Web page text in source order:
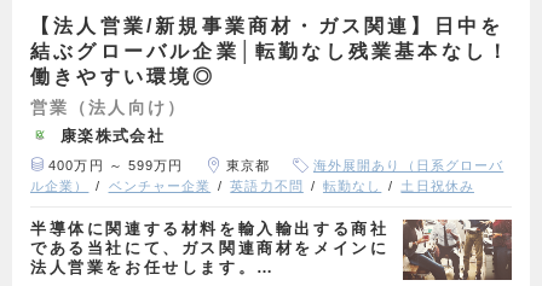
【法人営業/新規事業商材・ガス関連】日中を
結ぶグローバル企業│転勤なし残業基本なし！
働きやすい環境◎
営業（法人向け）
康楽株式会社
400万円 ～ 599万円 東京都
海外展開あり（日系グローバ
ル企業）
ベンチャー企業 英語力不問 転勤なし 土日祝休み
半導体に関連する材料を輸入輸出する商社
である当社にて、ガス関連商材をメインに
法人営業をお任せします。…